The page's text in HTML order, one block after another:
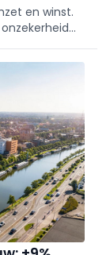
en winst.
via